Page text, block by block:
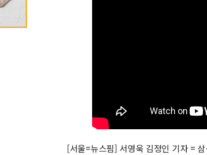
[서울=뉴스핌] 서영욱 김정인 기자 =